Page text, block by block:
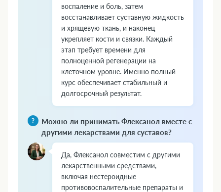
воспаление и боль, затем
восстанавливает суставную жидкость
и хрящевую ткань, и наконец
укрепляет кости и связки. Каждый
этап требует времени для
полноценной регенерации на
клеточном уровне. Именно полный
курс обеспечивает стабильный и
долгосрочный результат.
Можно ли принимать Флексанол вместе с
другими лекарствами для суставов?
Да, Флексанол совместим с другими
лекарственными средствами,
включая нестероидные
противовоспалительные препараты и